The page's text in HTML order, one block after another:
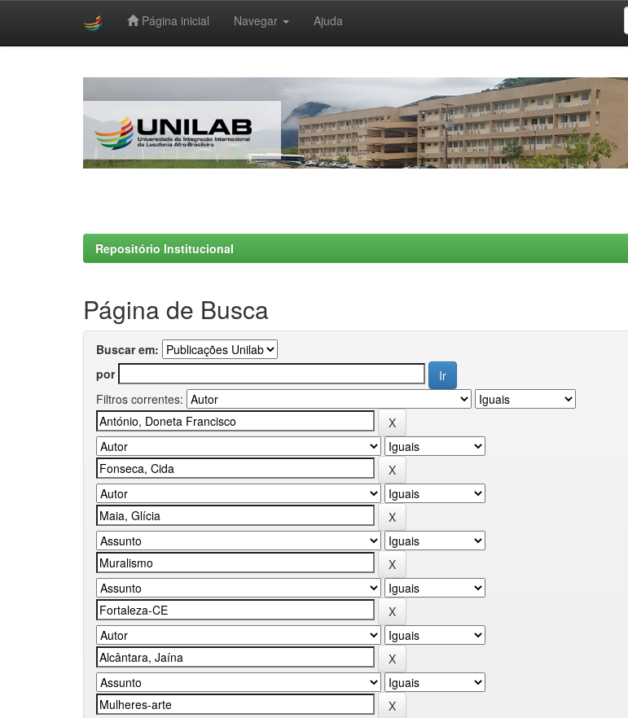
Página inicial Navegar Ajuda
Repositório Institucional
Página de Busca
Buscar em:
por
Filtros correntes: